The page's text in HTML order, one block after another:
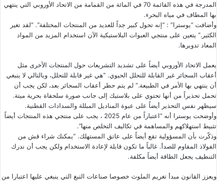
المدرجة في هذه القائمة 70 في المائة من القمامة من الاتحاد الأوروبي التي ينتهي
بها المطاف في مياه البحرء.
وأضافت “يوسترا” : “إنه تحول كبير جداً للعديد من المنتجات المختلفة”. “لقد تغير
الكثير.” يتعين على منتجي العبوات البلاستيكية الآن استخدام المزيد من المواد
المعاد تدويرها.
يعمل الاتحاد الأوروبي أيضاً على تشديد التشريعات حول المنتجات الأخرى مثل
أعقاب السجائر غير القابلة للتحلل الحيوي. “هي غير قابلة للتحلل، وبالتالي لا ينبغي
أن ينتهي بها الأمر في الطبيعة.” لم يتم حظر أعقاب السجائر بعد، لكن يجب أن
تحمل تحذيراً من أنها تحتوي على بلاستيك إلى جانب صورة سلحفاة بحرية ميتة.
سيظهر نفس التحذير أيضاً على عبوة المناديل المبللة والسدادات القطنية.
وأوضحت يوسترا أنه “اعتباراً من عام 2025 ، يجب على منتجي هذه المنتجات أيضاً
تثبيط استهلاكهم والمساهمة في تكاليف التخلص منها”.
وذكّرت بأن المسؤولية تقع أيضاً على عاتق المستهلك. “يمكنك شراء قش من
الفولاذ المقاوم للصدأ. غالباً ما تكون قابلة لإعادة الاستخدام ولكن يجب أن ندرك
التنظيف يجعل الطاقة أيضاً مكلفة.
ويعزز القانون مبدأ تغريم الملوث خصوصا صناعات التبغ التي ينبغي عليها اعتبارا من